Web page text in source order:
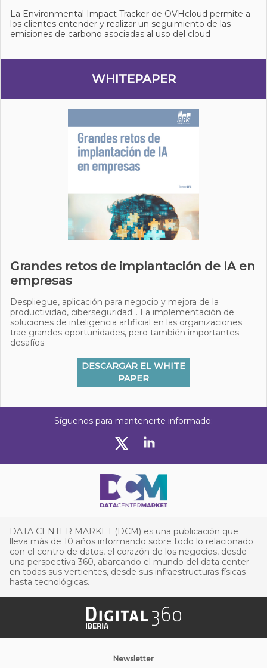
La Environmental Impact Tracker de OVHcloud permite a
los clientes entender y realizar un seguimiento de las
emisiones de carbono asociadas al uso del cloud
WHITEPAPER
Grandes retos de implantación de IA en
empresas
Despliegue, aplicación para negocio y mejora de la
productividad, ciberseguridad… La implementación de
soluciones de inteligencia artificial en las organizaciones
trae grandes oportunidades, pero también importantes
desafíos.
DESCARGAR EL WHITE
PAPER
Síguenos para mantenerte informado:
DATA CENTER MARKET (DCM) es una publicación que
lleva más de 10 años informando sobre todo lo relacionado
con el centro de datos, el corazón de los negocios, desde
una perspectiva 360, abarcando el mundo del data center
en todas sus vertientes, desde sus infraestructuras físicas
hasta tecnológicas.
Newsletter